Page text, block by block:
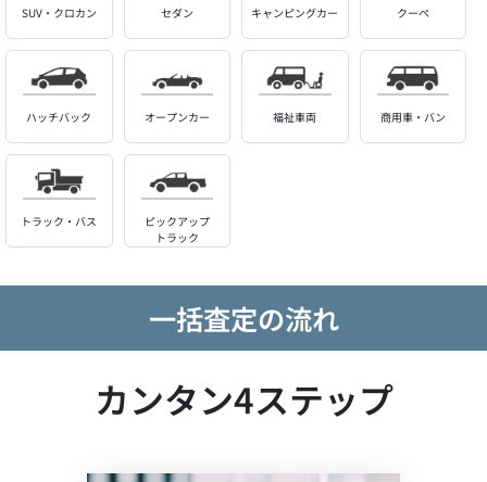
SUV・クロカン セダン キャンピングカー クーペ
ハッチバック オープンカー 福祉車両 商用車・バン
トラック・バス
ピックアップ
トラック
一括査定の流れ
カンタン4ステップ